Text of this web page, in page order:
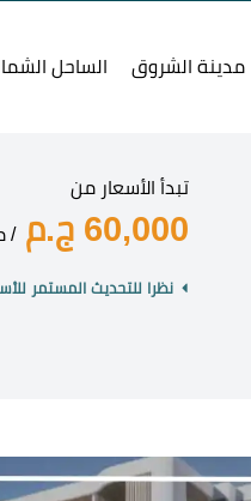
مدينة الشروق الساحل
تبدأ الأسعار من
60,000 ج.م /
نظرا للتحديث المستمر